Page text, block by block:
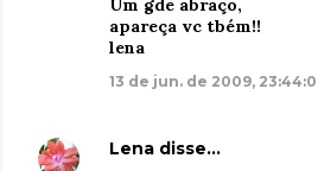
Um gde abraço,
apareça vc tbém!!
lena
13 de jun. de 2009,
Lena disse…